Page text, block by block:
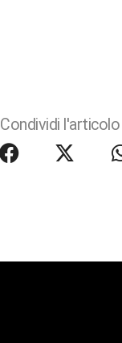
Condividi l'articolo